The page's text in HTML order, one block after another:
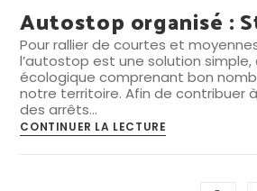
Autostop organisé :
Pour rallier de courtes et
l’autostop est une solution simple,
écologique comprenant bon
notre territoire. Afin de contribuer
des arrêts…
CONTINUER LA LECTURE
organisé